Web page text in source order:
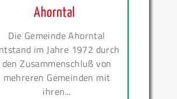
Ahorntal
Die Gemeinde Ahorntal
im Jahre 1972 durch
den Zusammenschluß von
mehreren Gemeinden mit
ihren...